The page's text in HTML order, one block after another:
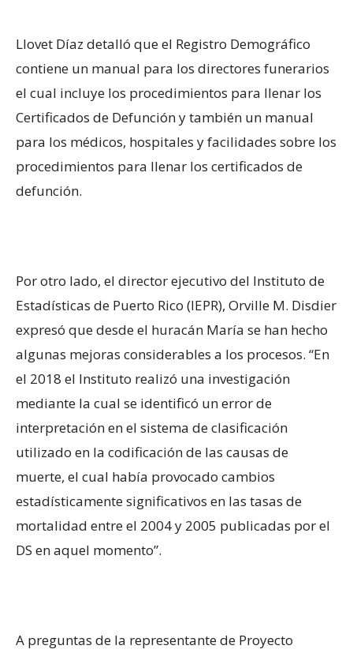
Llovet Díaz detalló que el Registro Demográfico
contiene un manual para los directores funerarios
el cual incluye los procedimientos para llenar los
Certificados de Defunción y también un manual
para los médicos, hospitales y facilidades sobre los
procedimientos para llenar los certificados de
defunción.
Por otro lado, el director ejecutivo del Instituto de
Estadísticas de Puerto Rico (IEPR), Orville M. Disdier
expresó que desde el huracán María se han hecho
algunas mejoras considerables a los procesos. “En
el 2018 el Instituto realizó una investigación
mediante la cual se identificó un error de
interpretación en el sistema de clasificación
utilizado en la codificación de las causas de
muerte, el cual había provocado cambios
estadísticamente significativos en las tasas de
mortalidad entre el 2004 y 2005 publicadas por el
DS en aquel momento”.
A preguntas de la representante de Proyecto